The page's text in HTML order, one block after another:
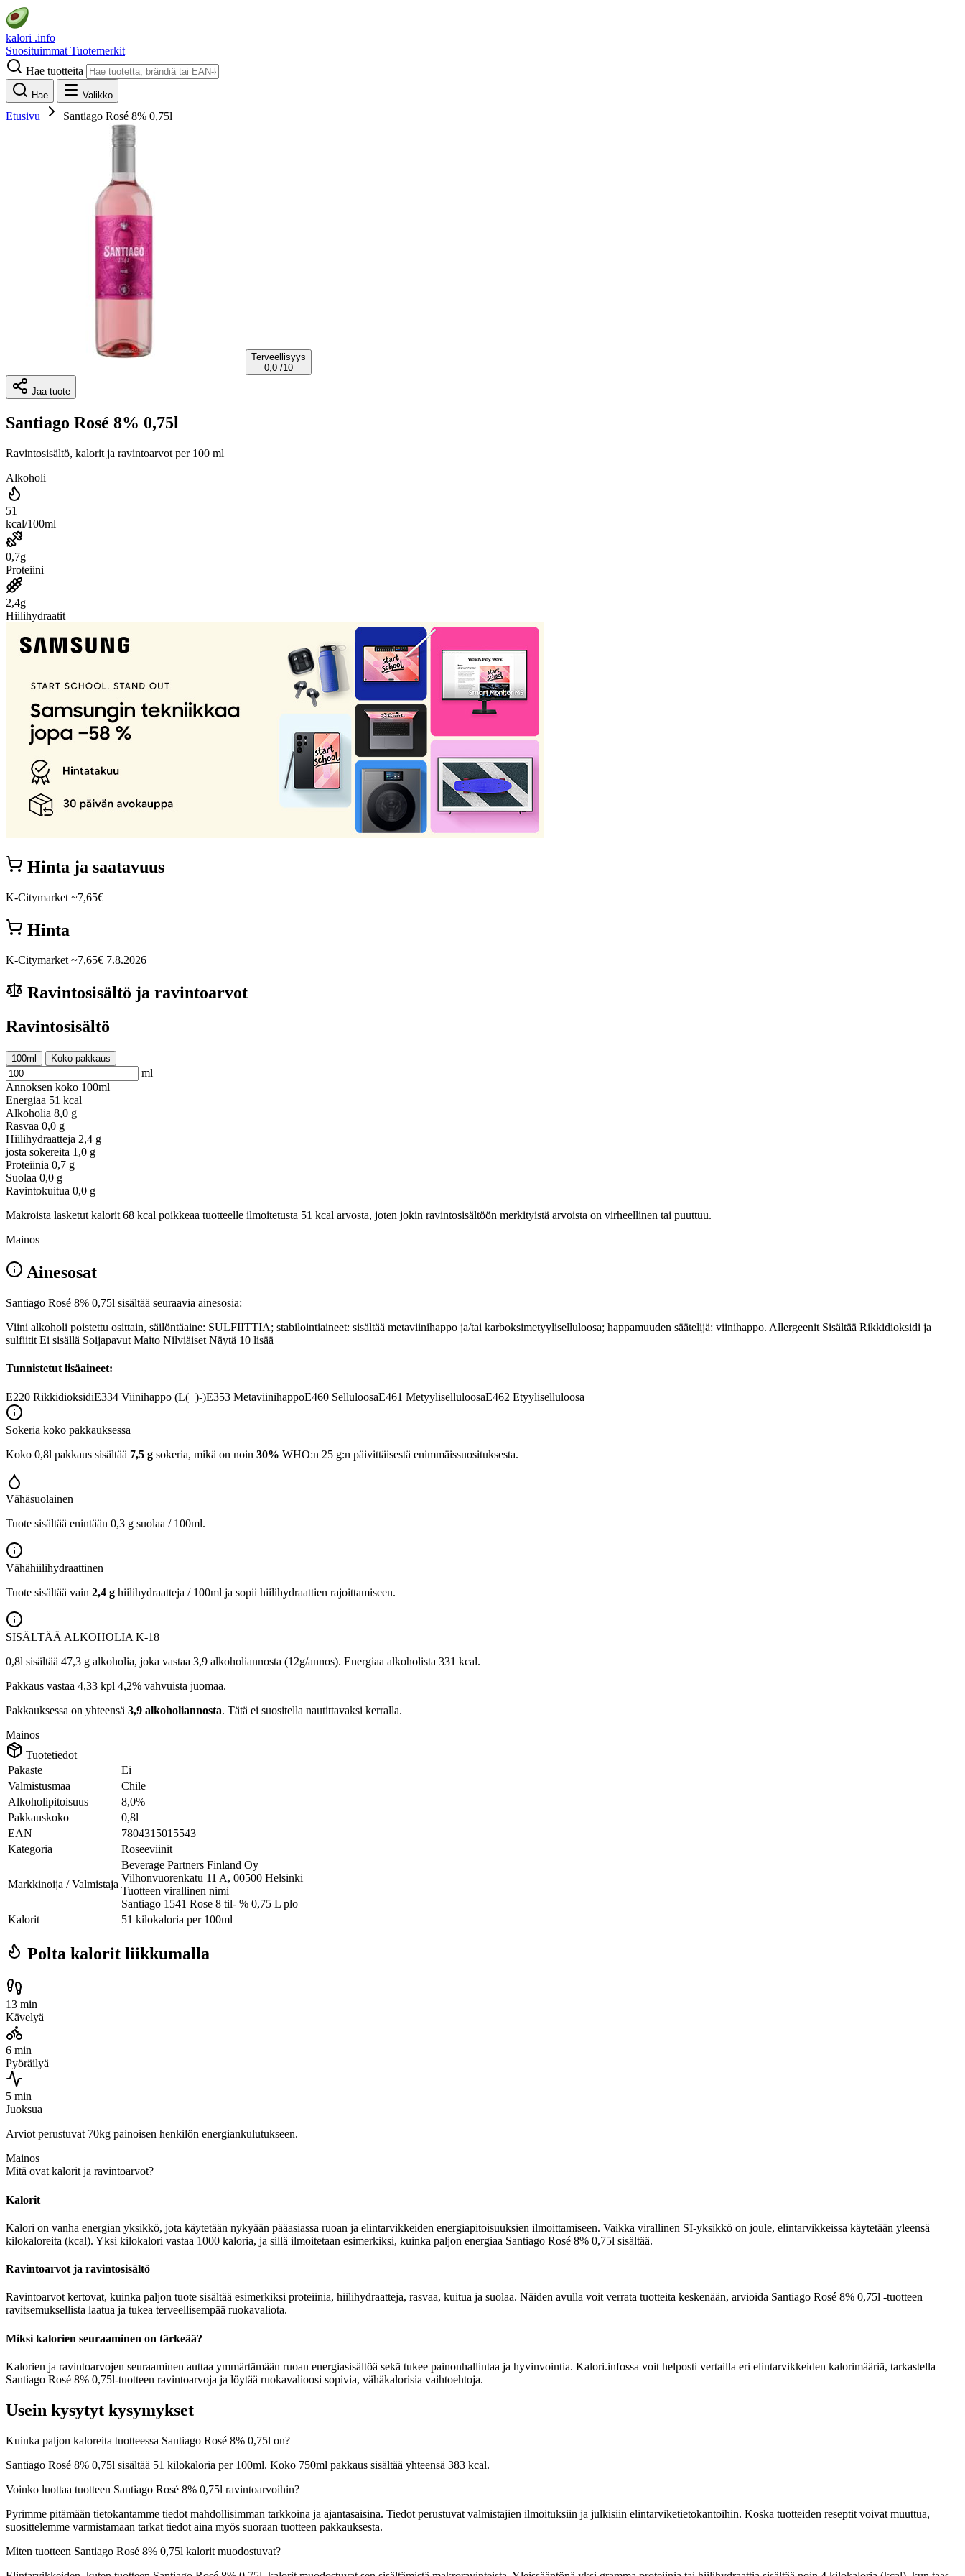
kalori .info
Suosituimmat Tuotemerkit
Hae tuotteita
Hae Valikko
Etusivu Santiago Rosé 8% 0,75l
Terveellisyys
0,0 /10
Jaa tuote
Santiago Rosé 8% 0,75l
Ravintosisältö, kalorit ja ravintoarvot per 100 ml
Alkoholi
51
kcal/100ml
0,7g
Proteiini
2,4g
Hiilihydraatit
Hinta ja saatavuus
K-Citymarket ~7,65€
Hinta
K-Citymarket ~7,65€ 7.8.2026
Ravintosisältö ja ravintoarvot
Ravintosisältö
100ml Koko pakkaus
ml
Annoksen koko 100ml
Energiaa 51 kcal
Alkoholia 8,0 g
Rasvaa 0,0 g
Hiilihydraatteja 2,4 g
josta sokereita 1,0 g
Proteiinia 0,7 g
Suolaa 0,0 g
Ravintokuitua 0,0 g
Makroista lasketut kalorit 68 kcal poikkeaa tuotteelle ilmoitetusta 51 kcal arvosta, joten jokin ravintosisältöön merkityistä arvoista on virheellinen tai puuttuu.
Mainos
Ainesosat
Santiago Rosé 8% 0,75l sisältää seuraavia ainesosia:
Viini alkoholi poistettu osittain, säilöntäaine: SULFIITTIA; stabilointiaineet: sisältää metaviinihappo ja/tai karboksimetyyliselluloosa; happamuuden säätelijä: viinihappo. Allergeenit Sisältää Rikkidioksidi ja
sulfiitit Ei sisällä Soijapavut Maito Nilviäiset Näytä 10 lisää
Tunnistetut lisäaineet:
E220 RikkidioksidiE334 Viinihappo (L(+)-)E353 MetaviinihappoE460 SelluloosaE461 MetyyliselluloosaE462 Etyyliselluloosa
Sokeria koko pakkauksessa
Koko 0,8l pakkaus sisältää 7,5 g sokeria, mikä on noin 30% WHO:n 25 g:n päivittäisestä enimmäissuosituksesta.
Vähäsuolainen
Tuote sisältää enintään 0,3 g suolaa / 100ml.
Vähähiilihydraattinen
Tuote sisältää vain 2,4 g hiilihydraatteja / 100ml ja sopii hiilihydraattien rajoittamiseen.
SISÄLTÄÄ ALKOHOLIA K-18
0,8l sisältää 47,3 g alkoholia, joka vastaa 3,9 alkoholiannosta (12g/annos). Energiaa alkoholista 331 kcal.
Pakkaus vastaa 4,33 kpl 4,2% vahvuista juomaa.
Pakkauksessa on yhteensä 3,9 alkoholiannosta. Tätä ei suositella nautittavaksi kerralla.
Mainos
Tuotetiedot
Pakaste
Ei
Valmistusmaa
Chile
Alkoholipitoisuus
8,0%
Pakkauskoko
0,8l
EAN
7804315015543
Kategoria
Roseeviinit
Markkinoija / Valmistaja
Beverage Partners Finland Oy
Vilhonvuorenkatu 11 A, 00500 Helsinki
Tuotteen virallinen nimi
Santiago 1541 Rose 8 til- % 0,75 L plo
Kalorit
51 kilokaloria per 100ml
Polta kalorit liikkumalla
13 min
Kävelyä
6 min
Pyöräilyä
5 min
Juoksua
Arviot perustuvat 70kg painoisen henkilön energiankulutukseen.
Mainos
Mitä ovat kalorit ja ravintoarvot?
Kalorit
Kalori on vanha energian yksikkö, jota käytetään nykyään pääasiassa ruoan ja elintarvikkeiden energiapitoisuuksien ilmoittamiseen. Vaikka virallinen SI-yksikkö on joule, elintarvikkeissa käytetään yleensä
kilokaloreita (kcal). Yksi kilokalori vastaa 1000 kaloria, ja sillä ilmoitetaan esimerkiksi, kuinka paljon energiaa Santiago Rosé 8% 0,75l sisältää.
Ravintoarvot ja ravintosisältö
Ravintoarvot kertovat, kuinka paljon tuote sisältää esimerkiksi proteiinia, hiilihydraatteja, rasvaa, kuitua ja suolaa. Näiden avulla voit verrata tuotteita keskenään, arvioida Santiago Rosé 8% 0,75l -tuotteen
ravitsemuksellista laatua ja tukea terveellisempää ruokavaliota.
Miksi kalorien seuraaminen on tärkeää?
Kalorien ja ravintoarvojen seuraaminen auttaa ymmärtämään ruoan energiasisältöä sekä tukee painonhallintaa ja hyvinvointia. Kalori.infossa voit helposti vertailla eri elintarvikkeiden kalorimääriä, tarkastella
Santiago Rosé 8% 0,75l-tuotteen ravintoarvoja ja löytää ruokavalioosi sopivia, vähäkalorisia vaihtoehtoja.
Usein kysytyt kysymykset
Kuinka paljon kaloreita tuotteessa Santiago Rosé 8% 0,75l on?
Santiago Rosé 8% 0,75l sisältää 51 kilokaloria per 100ml. Koko 750ml pakkaus sisältää yhteensä 383 kcal.
Voinko luottaa tuotteen Santiago Rosé 8% 0,75l ravintoarvoihin?
Pyrimme pitämään tietokantamme tiedot mahdollisimman tarkkoina ja ajantasaisina. Tiedot perustuvat valmistajien ilmoituksiin ja julkisiin elintarviketietokantoihin. Koska tuotteiden reseptit voivat muuttua,
suosittelemme varmistamaan tarkat tiedot aina myös suoraan tuotteen pakkauksesta.
Miten tuotteen Santiago Rosé 8% 0,75l kalorit muodostuvat?